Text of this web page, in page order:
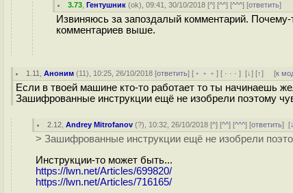
3.73 ,Гентушник (ok), 09:41, 30/10/2018 [^] [^^] [^^^] [ответить]
Извиняюсь за запоздалый комментарий.
комментариев выше.
1.11 ,Аноним (11), 10:25, 26/10/2018 [ответить] [ ﹢﹢﹢] [ · · ·][↓] [↑] [к
Если в твоей машине кто-то работает то ты начинаешь
Зашифрованные инструкции ещё не изобрели поэтому
2.12 ,Andrey Mitrofanov (?), 10:32, 26/10/2018 [^] [^^] [^^^] [ответить][
> Зашифрованные инструкции ещё не изобрели
Инструкции-то может быть...
https://lwn.net/Articles/699820/
https://lwn.net/Articles/716165/